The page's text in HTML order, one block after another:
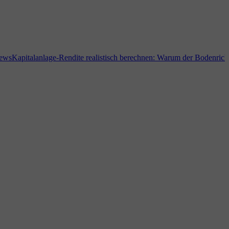
Rendite realistisch berechnen: Warum der